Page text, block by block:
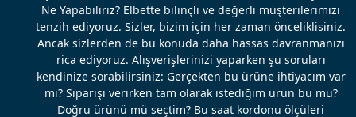
Ne Yapabiliriz? Elbette bilinçli ve değerli müşterilerimizi
tenzih ediyoruz. Sizler, bizim için her zaman önceliklisiniz.
Ancak sizlerden de bu konuda daha hassas davranmanızı
rica ediyoruz. Alışverişlerinizi yaparken şu soruları
kendinize sorabilirsiniz: Gerçekten bu ürüne ihtiyacım var
mı? Siparişi verirken tam olarak istediğim ürün bu mu?
Doğru ürünü mü seçtim? Bu saat kordonu ölçüleri